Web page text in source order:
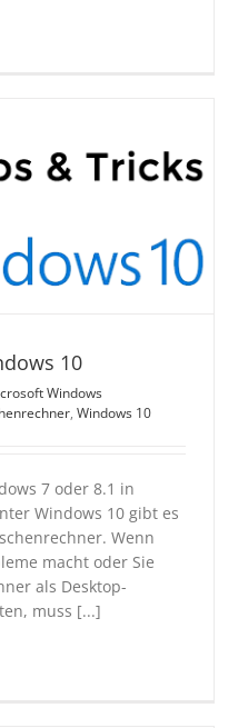
10
Windows
, Windows 10
7 oder 8.1 in
Windows 10 gibt es
Wenn
macht oder Sie
als Desktop-
muss [...]